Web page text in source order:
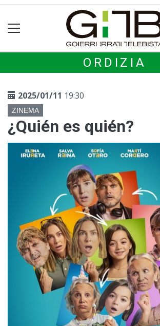
ORDIZIA
2025/01/11 19:30
ZINEMA
¿Quién es quién?